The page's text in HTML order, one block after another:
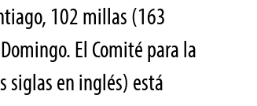
102 millas (163
El Comité para la
siglas en inglés) está